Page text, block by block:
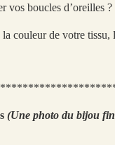
vos boucles d’oreilles ?
couleur de votre tissu,
(Une photo du bijou